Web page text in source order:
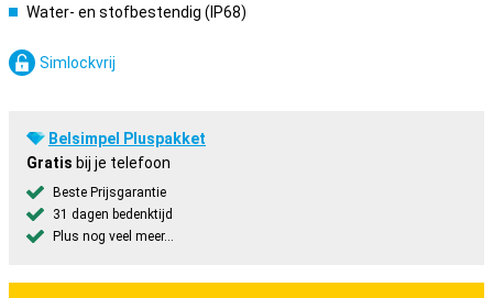
Water- en stofbestendig (IP68)
Simlockvrij
Belsimpel Pluspakket
Gratis bij je telefoon
Beste Prijsgarantie
31 dagen bedenktijd
Plus nog veel meer...